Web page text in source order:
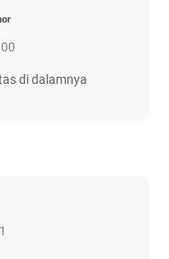
di dalamnya